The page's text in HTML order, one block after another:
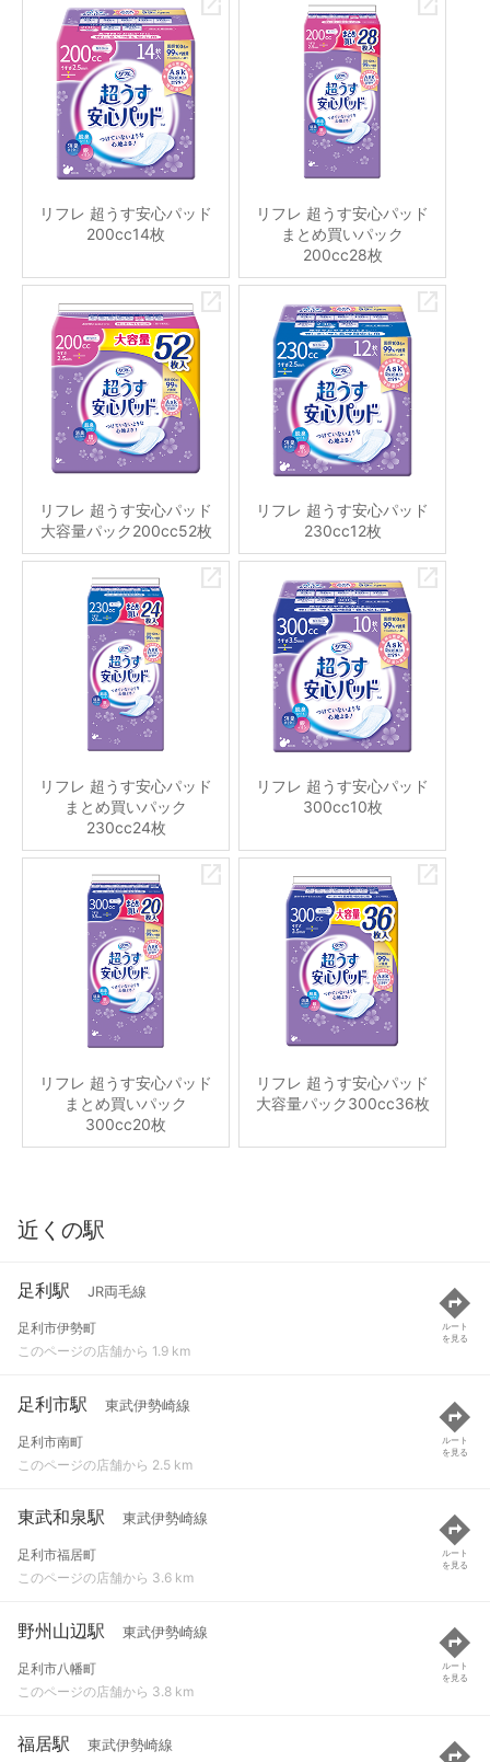
リフレ 超うす安心パッド
200cc14枚
リフレ 超うす安心パッド
まとめ買いパック
200cc28枚
リフレ 超うす安心パッド
大容量パック200cc52枚
リフレ 超うす安心パッド
230cc12枚
リフレ 超うす安心パッド
まとめ買いパック
230cc24枚
リフレ 超うす安心パッド
300cc10枚
リフレ 超うす安心パッド
まとめ買いパック
300cc20枚
リフレ 超うす安心パッド
大容量パック300cc36枚
近くの駅
足利駅 JR両毛線
足利市伊勢町
このページの店舗から 1.9 km
ルート
を見る
足利市駅 東武伊勢崎線
足利市南町
このページの店舗から 2.5 km
ルート
を見る
東武和泉駅 東武伊勢崎線
足利市福居町
このページの店舗から 3.6 km
ルート
を見る
野州山辺駅 東武伊勢崎線
足利市八幡町
このページの店舗から 3.8 km
ルート
を見る
福居駅 東武伊勢崎線